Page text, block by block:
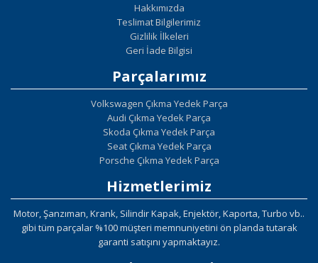
Hakkımızda
Teslimat Bilgilerimiz
Gizlilik İlkeleri
Geri İade Bilgisi
Parçalarımız
Volkswagen Çıkma Yedek Parça
Audi Çıkma Yedek Parça
Skoda Çıkma Yedek Parça
Seat Çıkma Yedek Parça
Porsche Çıkma Yedek Parça
Hizmetlerimiz
Motor, Şanzıman, Krank, Silindir Kapak, Enjektör, Kaporta, Turbo vb..
gibi tüm parçalar %100 müşteri memnuniyetini ön planda tutarak
garanti satışını yapmaktayız.